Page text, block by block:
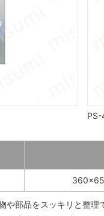
PS-
や部品をスッキリと整理